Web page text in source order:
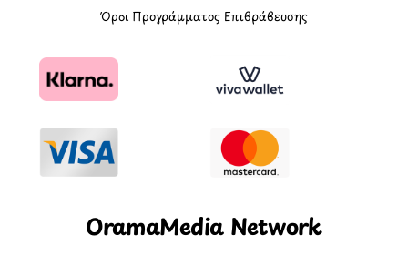
Όροι Προγράμματος Επιβράβευσης
OramaMedia Network